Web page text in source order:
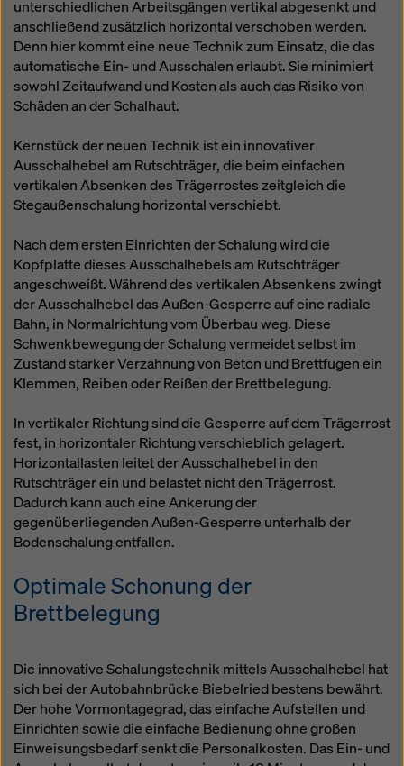
unterschiedlichen Arbeitsgängen vertikal abgesenkt und
anschließend zusätzlich horizontal verschoben werden.
Denn hier kommt eine neue Technik zum Einsatz, die das
automatische Ein- und Ausschalen erlaubt. Sie minimiert
sowohl Zeitaufwand und Kosten als auch das Risiko von
Schäden an der Schalhaut.
Kernstück der neuen Technik ist ein innovativer
Ausschalhebel am Rutschträger, die beim einfachen
vertikalen Absenken des Trägerrostes zeitgleich die
Stegaußenschalung horizontal verschiebt.
Nach dem ersten Einrichten der Schalung wird die
Kopfplatte dieses Ausschalhebels am Rutschträger
angeschweißt. Während des vertikalen Absenkens zwingt
der Ausschalhebel das Außen-Gesperre auf eine radiale
Bahn, in Normalrichtung vom Überbau weg. Diese
Schwenkbewegung der Schalung vermeidet selbst im
Zustand starker Verzahnung von Beton und Brettfugen ein
Klemmen, Reiben oder Reißen der Brettbelegung.
In vertikaler Richtung sind die Gesperre auf dem Trägerrost
fest, in horizontaler Richtung verschieblich gelagert.
Horizontallasten leitet der Ausschalhebel in den
Rutschträger ein und belastet nicht den Trägerrost.
Dadurch kann auch eine Ankerung der
gegenüberliegenden Außen-Gesperre unterhalb der
Bodenschalung entfallen.
Optimale Schonung der
Brettbelegung
Die innovative Schalungstechnik mittels Ausschalhebel hat
sich bei der Autobahnbrücke Biebelried bestens bewährt.
Der hohe Vormontagegrad, das einfache Aufstellen und
Einrichten sowie die einfache Bedienung ohne großen
Einweisungsbedarf senkt die Personalkosten. Das Ein- und